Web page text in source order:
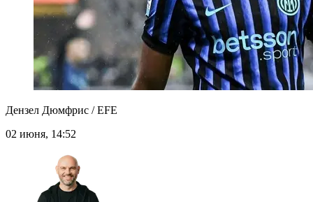
Дензел Дюмфрис / EFE
02 июня, 14:52